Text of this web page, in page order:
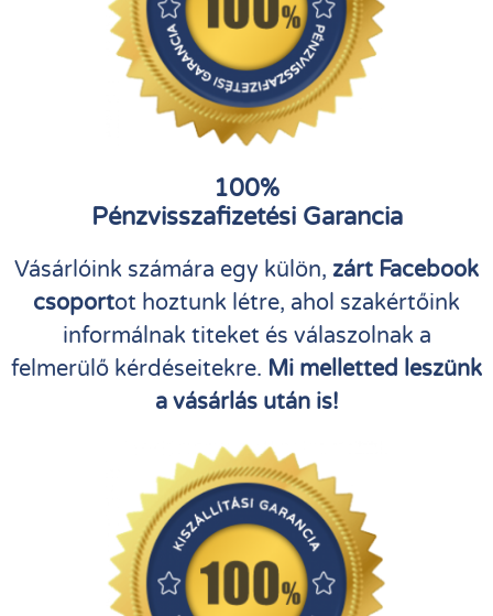
100%
Pénzvisszafizetési Garancia
Vásárlóink számára egy külön, zárt Facebook
csoportot hoztunk létre, ahol szakértőink
informálnak titeket és válaszolnak a
felmerülő kérdéseitekre. Mi melletted leszünk
a vásárlás után is!